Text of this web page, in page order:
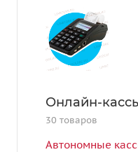
Онлайн-
30 товаров
Автономные